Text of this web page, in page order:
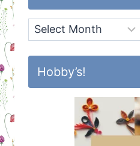
Archief
Hobby’s!